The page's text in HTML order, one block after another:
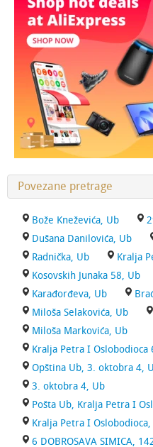
Povezane pretrage
Bože Kneževića, Ub
Dušana Danilovića, Ub
Radnička, Ub
Kralja
Kosovskih Junaka 58, Ub
Karađorđeva, Ub
Miloša Selakovića, Ub
Miloša Markovića, Ub
Kralja Petra I Oslobodioca
Opština Ub, 3. oktobra 4,
3. oktobra 4, Ub
Pošta Ub, Kralja Petra I
Kralja Petra I
6 DOBROSAVA SIMICA,